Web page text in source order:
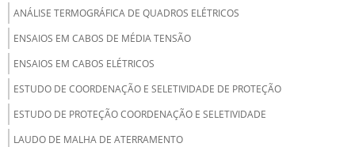
ANÁLISE TERMOGRÁFICA DE QUADROS ELÉTRICOS
ENSAIOS EM CABOS DE MÉDIA TENSÃO
ENSAIOS EM CABOS ELÉTRICOS
ESTUDO DE COORDENAÇÃO E SELETIVIDADE DE PROTEÇÃO
ESTUDO DE PROTEÇÃO COORDENAÇÃO E SELETIVIDADE
LAUDO DE MALHA DE ATERRAMENTO